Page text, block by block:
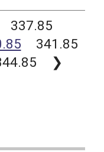
337.85
341.85
❯